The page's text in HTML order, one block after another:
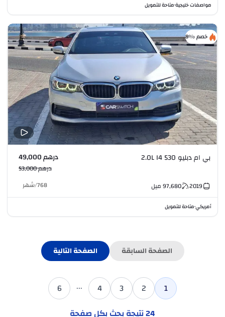
مواصفات خليجية•متاحة للتمويل
خصم %8
بي ام دبليو 530 2.0L I4 درهم 49,000
درهم 53,000
2019
97,680 ميل 768
/شهر
أمريكي•متاحة للتمويل
الصفحة السابقة الصفحة التالية
1
2
3
4
...
6
24نتيجة بحث بكل صفحة